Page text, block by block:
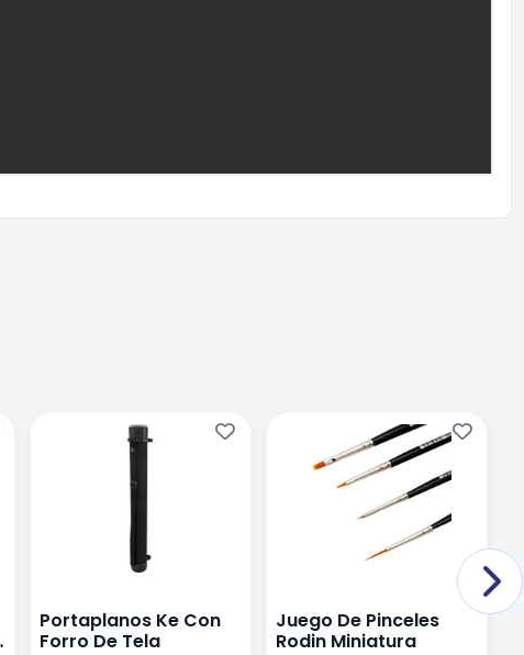
Portaplanos Ke Con
Forro De Tela
Juego De Pinceles
Rodin Miniatura